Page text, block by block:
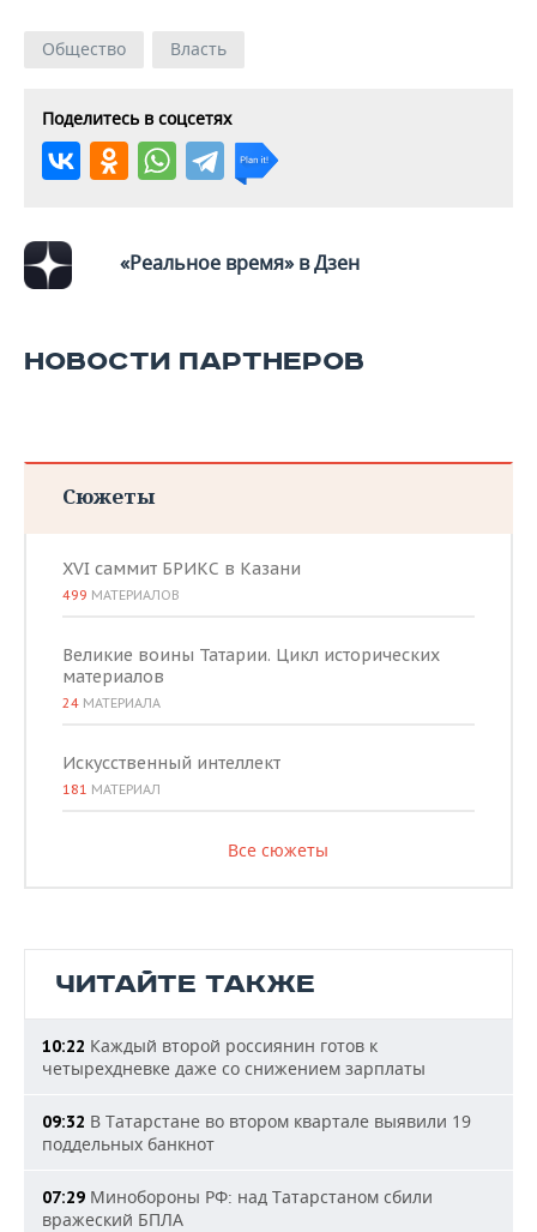
Общество Власть
Поделитесь в соцсетях
«Реальное время» в Дзен
НОВОСТИ ПАРТНЕРОВ
Сюжеты
XVI саммит БРИКС в Казани
499 МАТЕРИАЛОВ
Великие воины Татарии. Цикл исторических
материалов
24 МАТЕРИАЛА
Искусственный интеллект
181 МАТЕРИАЛ
Все сюжеты
ЧИТАЙТЕ ТАКЖЕ
10:22 Каждый второй россиянин готов к
четырехдневке даже со снижением зарплаты
09:32 В Татарстане во втором квартале выявили 19
поддельных банкнот
07:29 Минобороны РФ: над Татарстаном сбили
вражеский БПЛА